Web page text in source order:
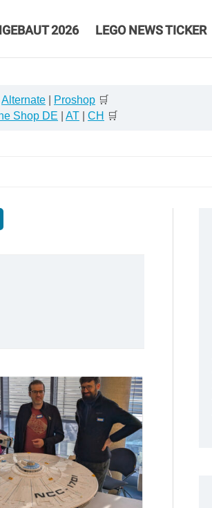
2026 LEGO NEWS TICKER
Alternate Proshop 🛒
Shop DE AT CH 🛒